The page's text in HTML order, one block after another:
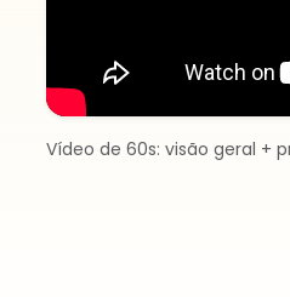
Vídeo de 60s: visão geral +